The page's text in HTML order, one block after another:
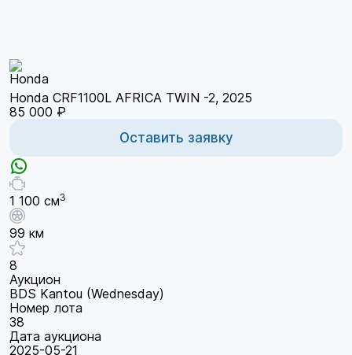
Honda CRF1100L AFRICA TWIN -2, 2025
85 000 ₽
Оставить заявку
1 100 см3
99 км
8
Аукцион
BDS Kantou (Wednesday)
Номер лота
38
Дата аукциона
2025-05-21